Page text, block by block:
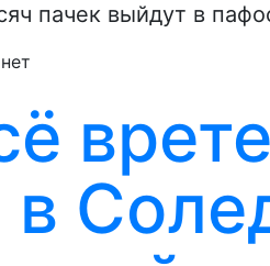
пачек выйдут в